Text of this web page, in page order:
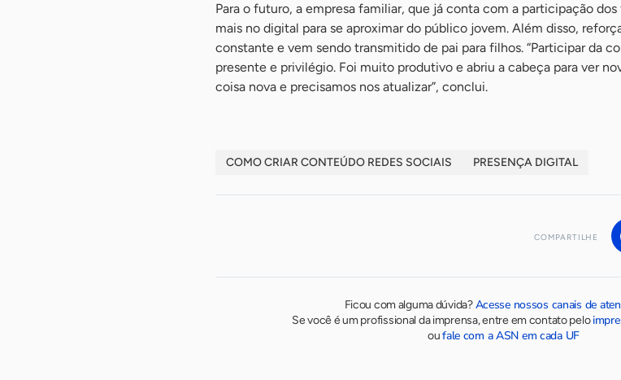
Para o futuro, a empresa familiar, que já conta com a participação
mais no digital para se aproximar do público jovem. Além disso,
constante e vem sendo transmitido de pai para filhos. “Participar da
presente e privilégio. Foi muito produtivo e abriu a cabeça para ver
coisa nova e precisamos nos atualizar”, conclui.
COMO CRIAR CONTEÚDO REDES SOCIAIS PRESENÇA DIGITAL
COMPARTILHE
Ficou com alguma dúvida?Acesse nossos canais de
Se você é um profissional da imprensa, entre em contato pelo
oufale com a ASN em cada UF